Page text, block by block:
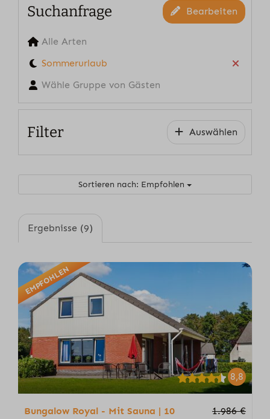
Suchanfrage Bearbeiten
Alle Arten
Sommerurlaub
Wähle Gruppe von Gästen
Filter Auswählen
Sortieren nach: Empfohlen
Ergebnisse (9)
EMPFOHLEN
8,8
1.986 €
Bungalow Royal - Mit Sauna | 10